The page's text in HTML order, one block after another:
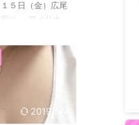
クシタンはハン
５日（金）広尾
に、 アメリカ
のお店
本第一号店が
早速行ってきま
から続けやす
から選ぶのも楽
♪ コールドプレス
2019/5/4